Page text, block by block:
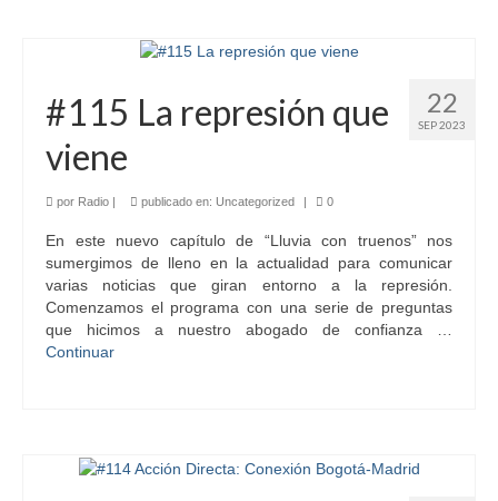
22
SEP 2023
#115 La represión que
viene
por Radio publicado en: Uncategorized 0
En este nuevo capítulo de “Lluvia con truenos” nos
sumergimos de lleno en la actualidad para comunicar
varias noticias que giran entorno a la represión.
Comenzamos el programa con una serie de preguntas
que hicimos a nuestro abogado de confianza …
Continuar